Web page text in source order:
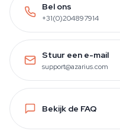
Bel ons
+31(0)204897914
Stuur een e-mail
support@azarius.com
Bekijk de FAQ